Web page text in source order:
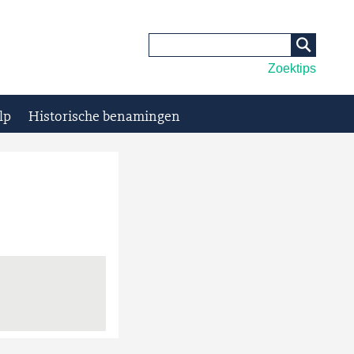
Zoektips
Historische benamingen